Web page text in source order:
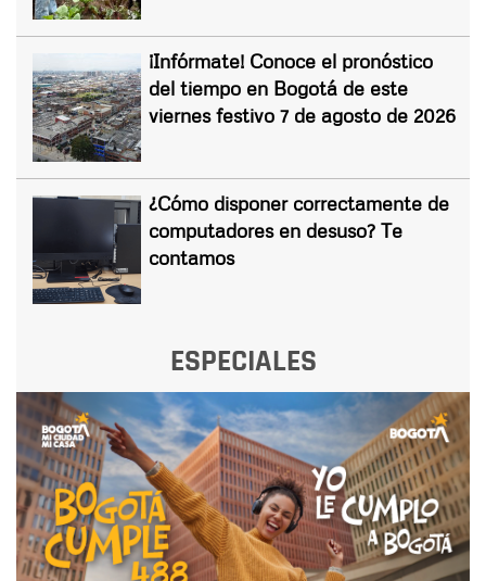
¡Infórmate! Conoce el pronóstico
del tiempo en Bogotá de este
viernes festivo 7 de agosto de 2026
¿Cómo disponer correctamente de
computadores en desuso? Te
contamos
ESPECIALES